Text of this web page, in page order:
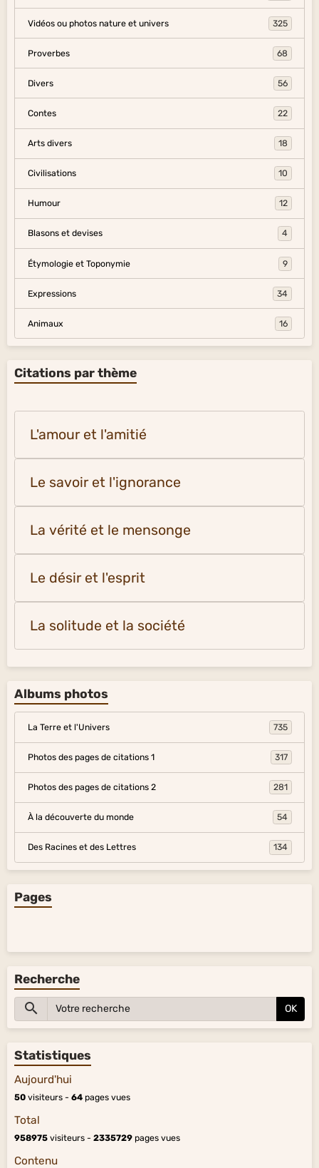
Vidéos ou photos nature et univers 325
Proverbes 68
Divers 56
Contes 22
Arts divers 18
Civilisations 10
Humour 12
Blasons et devises 4
Étymologie et Toponymie 9
Expressions 34
Animaux 16
Citations par thème
L'amour et l'amitié
Le savoir et l'ignorance
La vérité et le mensonge
Le désir et l'esprit
La solitude et la société
Albums photos
La Terre et l'Univers 735
Photos des pages de citations 1 317
Photos des pages de citations 2 281
À la découverte du monde 54
Des Racines et des Lettres 134
Pages
Recherche
OK
Statistiques
Aujourd'hui
50 visiteurs - 64 pages vues
Total
958975 visiteurs - 2335729 pages vues
Contenu